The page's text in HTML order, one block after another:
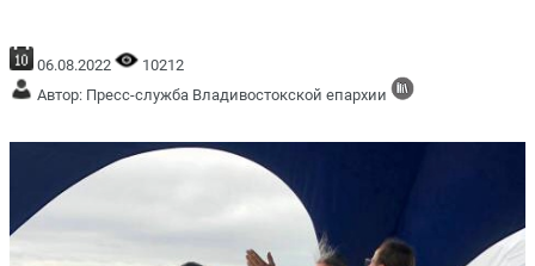
06.08.2022
10212
Автор: Пресс-служба Владивостокской епархии